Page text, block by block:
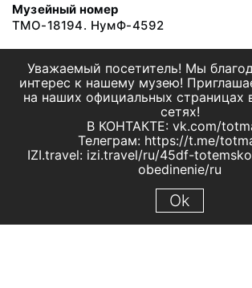
Музейный номер
ТМО-18194. НумФ-4592
Уважаемый посетитель! Мы
интерес к нашему музею!
на наших официальных страницах
сетях!
В КОНТАКТЕ: vk.com/
Телеграм: https://t.me/
IZI.travel: izi.travel/ru/45df-
obedinenie/ru
Ok